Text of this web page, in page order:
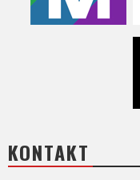
KONTAKT